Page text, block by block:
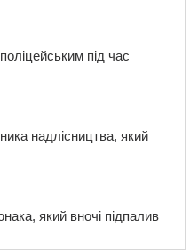
під час
надлісництва, який
який вночі підпалив